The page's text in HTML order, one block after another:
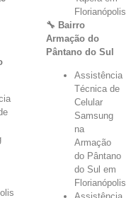
Florianópolis
🔧 Bairro
Armação do
Pântano do Sul
Assistência
Técnica de
Celular
Samsung
na
Armação
do Pântano
do Sul em
Florianópolis